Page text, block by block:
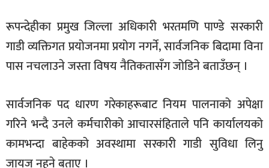
रूपन्देहीका प्रमुख जिल्ला अधिकारी भरतमणि पाण्डे सरकारी
गाडी व्यक्तिगत प्रयोजनमा प्रयोग नगर्ने, सार्वजनिक बिदामा विना
पास नचलाउने जस्ता विषय नैतिकतासँग जोडिने बताउँछन् ।
सार्वजनिक पद धारण गरेकाहरूबाट नियम पालनाको अपेक्षा
गरिने भन्दै उनले कर्मचारीको आचारसंहिताले पनि कार्यालयको
कामभन्दा बाहेकको अवस्थामा सरकारी गाडी सुविधा लिनु
जायज नहुने बताए ।